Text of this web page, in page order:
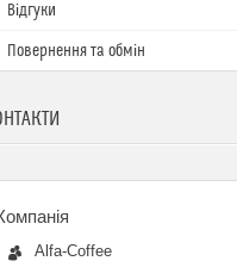
Відгуки
Повернення та обмін
Alfa-Coffee